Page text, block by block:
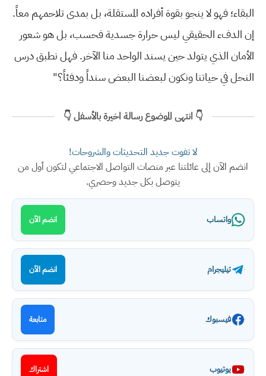
البقاء؛ فهو لا ينجو بقوة أفراده المستقلة، بل بمدى تلاحمهم معاً.
إن الدفء الحقيقي ليس حرارة جسدية فحسب، بل هو شعور
الأمان الذي يتولد حين يسند الواحد منا الآخر. فهل نطبق درس
النحل في حياتنا ونكون لبعضنا البعض سنداً ودفئاً؟"
👇 انتهى الموضوع رسالة اخيرة بالأسفل 👇
لا تفوت جديد التحديثات والشروحات!
انضم الآن إلى عائلتنا عبر منصات التواصل الاجتماعي لتكون أول من
يتوصل بكل جديد وحصري.
واتساب انضم الآن
تيليجرام انضم الآن
فيسبوك متابعة
يوتيوب اشتراك